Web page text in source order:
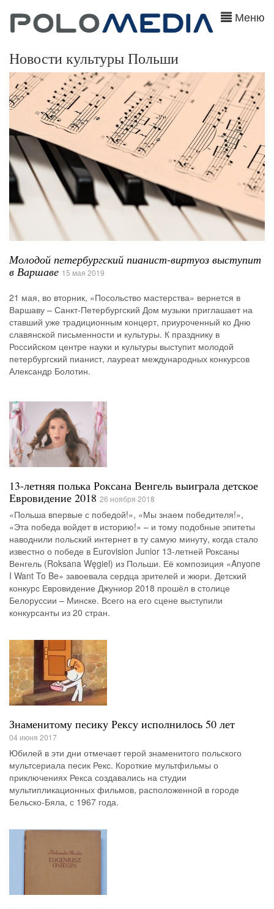
Меню
Новости культуры Польши
Молодой петербургский пианист-виртуоз выступит
в Варшаве 15 мая 2019
21 мая, во вторник, «Посольство мастерства» вернется в
Варшаву – Санкт-Петербургский Дом музыки приглашает на
ставший уже традиционным концерт, приуроченный ко Дню
славянской письменности и культуры. К празднику в
Российском центре науки и культуры выступит молодой
петербургский пианист, лауреат международных конкурсов
Александр Болотин.
13-летняя полька Роксана Венгель выиграла детское
Евровидение 2018 26 ноября 2018
«Польша впервые с победой!», «Мы знаем победителя!»,
«Эта победа войдет в историю!» – и тому подобные эпитеты
наводнили польский интернет в ту самую минуту, когда стало
известно о победе в Eurovision Junior 13-летней Роксаны
Венгель (Roksana Węgiel) из Польши. Её композиция «Anyone
I Want To Be» завоевала сердца зрителей и жюри. Детский
конкурс Евровидение Джуниор 2018 прошёл в столице
Белоруссии – Минске. Всего на его сцене выступили
конкурсанты из 20 стран.
Знаменитому песику Рексу исполнилось 50 лет
04 июня 2017
Юбилей в эти дни отмечает герой знаменитого польского
мультсериала песик Рекс. Короткие мультфильмы о
приключениях Рекса создавались на студии
мультипликационных фильмов, расположенной в городе
Бельско-Бяла, с 1967 года.